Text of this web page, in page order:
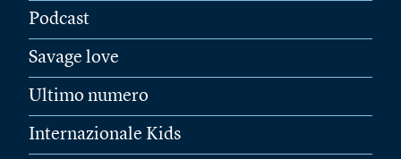
Podcast
Savage love
Ultimo numero
Internazionale Kids